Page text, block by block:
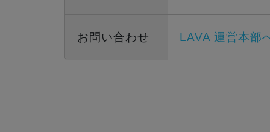
お問い合わせ LAVA 運営本部